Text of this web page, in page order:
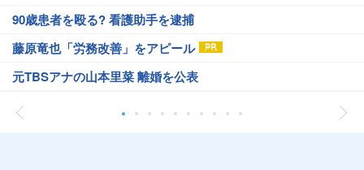
90歳患者を殴る? 看護助手を逮捕
藤原竜也「労務改善」をアピール
元TBSアナの山本里菜 離婚を公表